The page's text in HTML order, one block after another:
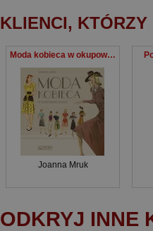
KLIENCI,
Moda kobieca w okupowanej Polsce
Joanna Mruk
ODKRYJ INNE